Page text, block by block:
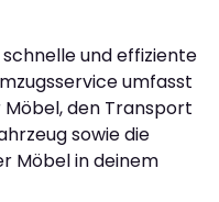
und effiziente
umfasst
Möbel, den Transport
sowie die
Möbel in deinem